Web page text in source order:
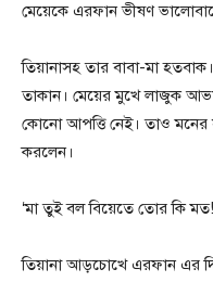
মেয়েকে এরফান ভীষণ
তিয়ানাসহ তার বাবা-মা
তাকান। মেয়ের মুখে লাজুক আভা
কোনো আপত্তি নেই। তাও মনের
করলেন।
‘মা তুই বল বিয়েতে তোর কি
তিয়ানা আড়চোখে এরফান এর